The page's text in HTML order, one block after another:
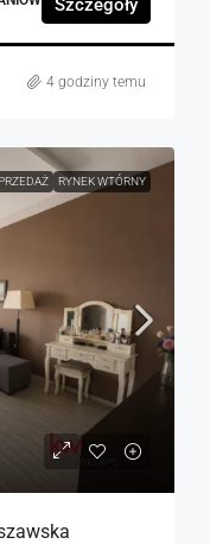
Szczegóły
4 godziny temu
RYNEK WTÓRNY